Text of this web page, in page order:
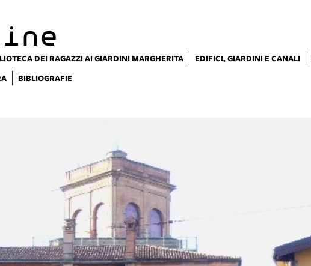
DEI RAGAZZI AI GIARDINI MARGHERITA EDIFICI, GIARDINI E CANALI
BIBLIOGRAFIE